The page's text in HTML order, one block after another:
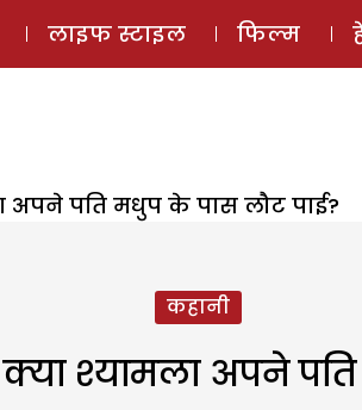
ई-मैगज़ीन
लाइफ स्टाइल फिल्म
अपने पति मधुप के पास लौट पाई?
कहानी
श्यामला अपने